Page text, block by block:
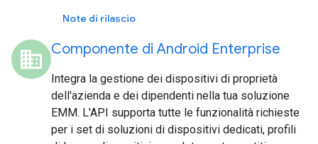
Note di rilascio
domain Componente di Android Enterprise
Integra la gestione dei dispositivi di proprietà
dell'azienda e dei dipendenti nella tua soluzione
EMM. L'API supporta tutte le funzionalità richieste
per i set di soluzioni di dispositivi dedicati, profili